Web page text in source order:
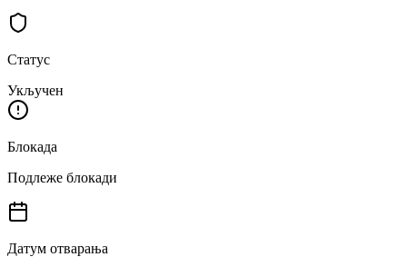
Статус
Укључен
Блокада
Подлеже блокади
Датум отварања